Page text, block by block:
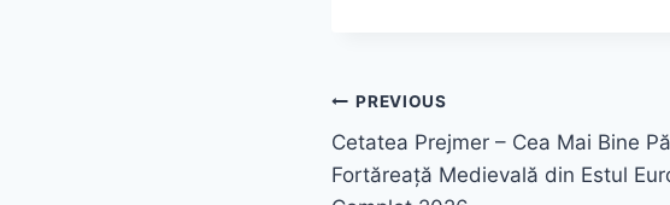
Navigare
în
PREVIOUS
Cetatea Prejmer – Cea Mai Bine
Fortăreață Medievală din Estul